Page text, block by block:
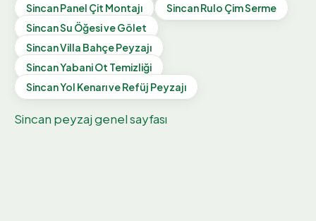
SincanPanel Çit Montajı SincanRulo Çim Serme
SincanSu Öğesi ve Gölet
SincanVilla Bahçe Peyzajı
SincanYabani Ot Temizliği
SincanYol Kenarı ve Refüj Peyzajı
Sincan peyzaj genel sayfası